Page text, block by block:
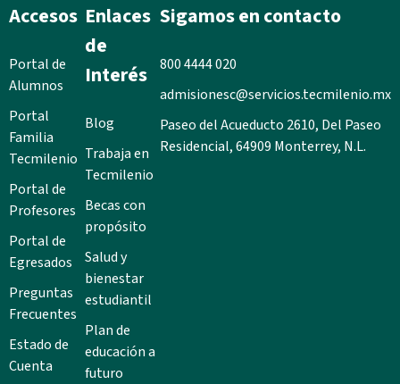
Accesos
Portal de
Alumnos
Portal
Familia
Tecmilenio
Portal de
Profesores
Portal de
Egresados
Preguntas
Frecuentes
Estado de
Cuenta
Enlaces
de
Interés
Blog
Trabaja en
Tecmilenio
Becas con
propósito
Salud y
bienestar
estudiantil
Plan de
educación a
futuro
Sigamos en contacto
800 4444 020
admisionesc@servicios.tecmilenio.mx
Paseo del Acueducto 2610, Del Paseo
Residencial, 64909 Monterrey, N.L.